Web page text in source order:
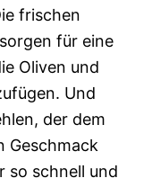
frischen
für eine
Oliven und
Und
der dem
Geschmack
so schnell und